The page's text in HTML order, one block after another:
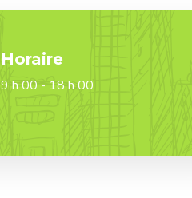
Horaire
9 h 00 - 18 h 00